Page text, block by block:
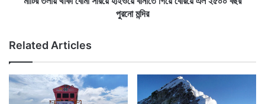
এ বছর আবহাওয়া অনুকূল থাকায় এই এত পর্বতারোহী এভারেস্টের
মাথায় পৌঁছনোর সুযোগ পেলেন। প্রথমে একটি বিশাল বরফের চাঁই
এভারেস্টে চড়ার রুট আটকে রাখলেও পরে যখন চড়া শুরু হয় তখন
প্রতিদিনই অনেক পর্বতারোহী এভারেস্টের চুড়ো ছুঁয়ে স্বপ্ন পূরণ
করতে থাকেন।
য়ে
ক
র
লে
ন
হা
ই
ও
য়ে
বা
পুরনো মন্দির
Related Articles